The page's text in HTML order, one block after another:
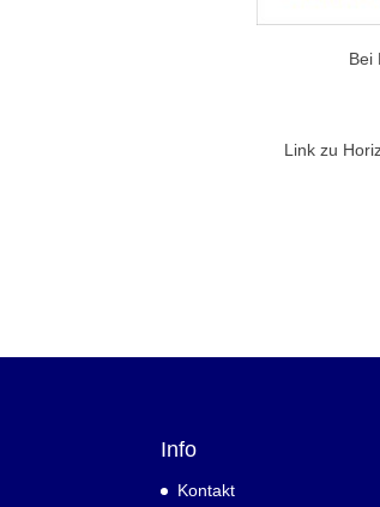
Bei
Link zu
Info
Kontakt